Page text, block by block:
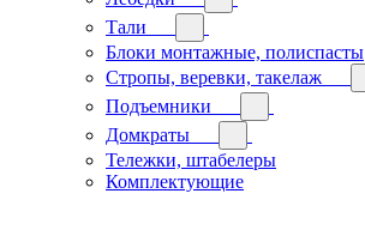
Тали
Блоки монтажные, полиспасты
Стропы, веревки, такелаж
Подъемники
Домкраты
Тележки, штабелеры
Комплектующие